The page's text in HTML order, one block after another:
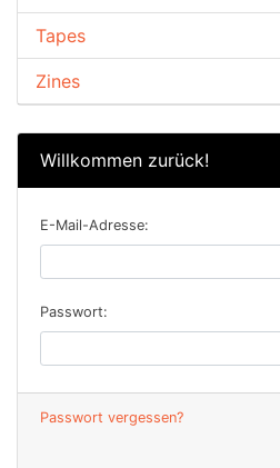
Tapes
Zines
Willkommen zurück!
E-Mail-Adresse:
Passwort:
Passwort vergessen?